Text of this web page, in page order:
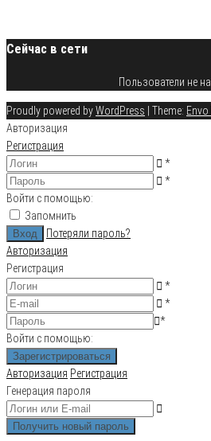
Сейчас в сети
Пользователи не
Proudly powered byWordPress Theme:
Авторизация
Регистрация
*
*
Войти с помощью:
Запомнить
Потеряли пароль?
Авторизация
Регистрация
*
*
*
Войти с помощью:
Авторизация Регистрация
Генерация пароля